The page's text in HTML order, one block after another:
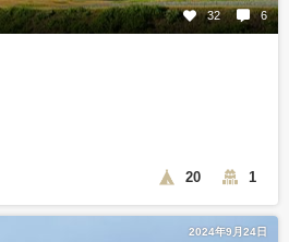
32 6
20 1
2024年9月24日